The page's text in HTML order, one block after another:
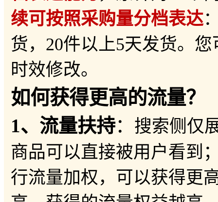
续可按照采购量分档表达
货，20件以上5天发货。
时效修改。
如何获得更高的流量？
1、流量扶持： 搜索侧仅
商品可以直接被用户看到
行流量加权，可以获得更